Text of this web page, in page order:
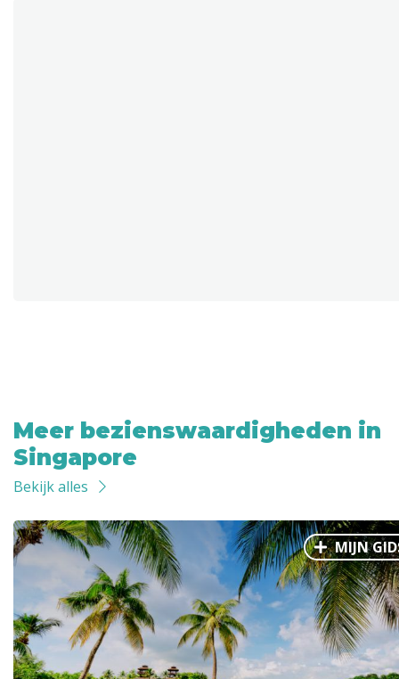
Meer bezienswaardigheden in
Singapore
Bekijk alles
MIJN